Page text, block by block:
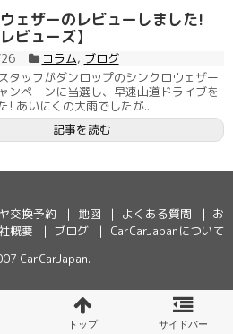
ェザーのレビューしました!
ビューズ】
コラム, ブログ
タッフがダンロップのシンクロウェザー
ンペーンに当選し、早速山道ドライブを
! あいにくの大雨でしたが...
記事を読む
交換予約 地図 よくある質問
お
概要 ブログ
CarCarJapanについて
CarCarJapan.